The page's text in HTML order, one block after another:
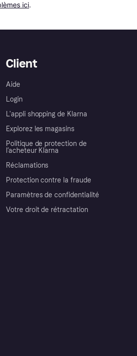
ici.
Client
Aide
Login
L'appli shopping de Klarna
Explorez les magasins
Politique de protection de
l’acheteur Klarna
Réclamations
Protection contre la fraude
Paramètres de confidentialité
Votre droit de rétractation